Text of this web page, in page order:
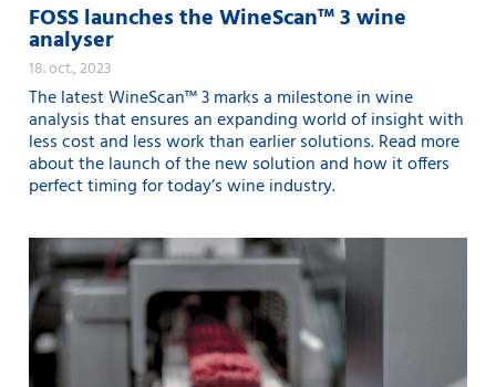
FOSS launches the WineScan™ 3 wine
analyser
18. oct., 2023
The latest WineScan™ 3 marks a milestone in wine
analysis that ensures an expanding world of insight with
less cost and less work than earlier solutions. Read more
about the launch of the new solution and how it offers
perfect timing for today’s wine industry.